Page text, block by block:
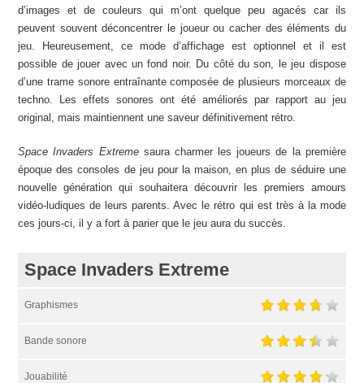
d’images et de couleurs qui m’ont quelque peu agacés car ils
peuvent souvent déconcentrer le joueur ou cacher des éléments du
jeu. Heureusement, ce mode d’affichage est optionnel et il est
possible de jouer avec un fond noir. Du côté du son, le jeu dispose
d’une trame sonore entraînante composée de plusieurs morceaux de
techno. Les effets sonores ont été améliorés par rapport au jeu
original, mais maintiennent une saveur définitivement rétro.
Space Invaders Extremesaura charmer les joueurs de la première
époque des consoles de jeu pour la maison, en plus de séduire une
nouvelle génération qui souhaitera découvrir les premiers amours
vidéo-ludiques de leurs parents. Avec le rétro qui est très à la mode
ces jours-ci, il y a fort à parier que le jeu aura du succès.
Space Invaders Extreme
Graphismes
Bande sonore
Jouabilité